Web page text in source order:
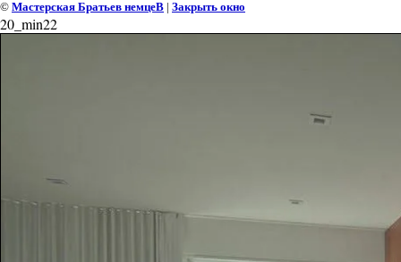
© Мастерская Братьев немцеВ | Закрыть окно
20_min22